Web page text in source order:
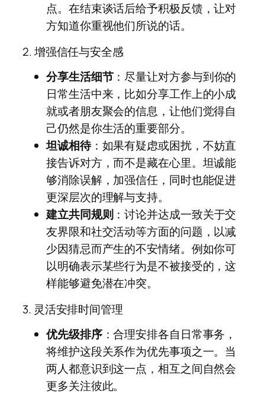
点。在结束谈话后给予积极反馈，让对
方知道你重视他们所说的话。
2. 增强信任与安全感
分享生活细节：尽量让对方参与到你的
日常生活中来，比如分享工作上的小成
就或者朋友聚会的信息，让他们觉得自
己仍然是你生活的重要部分。
坦诚相待：如果有疑虑或困扰，不妨直
接告诉对方，而不是藏在心里。坦诚能
够消除误解，加强信任，同时也能促进
更深层次的理解与支持。
建立共同规则：讨论并达成一致关于交
友界限和社交活动等方面的问题，以减
少因猜忌而产生的不安情绪。例如你可
以明确表示某些行为是不被接受的，这
样能够避免潜在冲突。
3. 灵活安排时间管理
优先级排序：合理安排各自日常事务，
将维护这段关系作为优先事项之一。当
两人都意识到这一点，相互之间自然会
更多关注彼此。